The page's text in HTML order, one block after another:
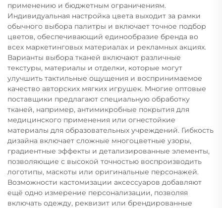
применению и бюджетным ограничениям.
Индивидуальная настройка цвета выходит за рамки
обычного выбора палитры и включает точное подбор
цветов, обеспечивающий единообразие бренда во
всех маркетинговых материалах и рекламных акциях.
Варианты выбора тканей включают различные
текстуры, материалы и отделки, которые могут
улучшить тактильные ощущения и воспринимаемое
качество авторских мягких игрушек. Многие оптовые
поставщики предлагают специальную обработку
тканей, например, антимикробные покрытия для
медицинского применения или огнестойкие
материалы для образовательных учреждений. Гибкость
дизайна включает сложные многоцветные узоры,
градиентные эффекты и детализированные элементы,
позволяющие с высокой точностью воспроизводить
логотипы, маскоты или оригинальные персонажей.
Возможности кастомизации аксессуаров добавляют
ещё одно измерение персонализации, позволяя
включать одежду, реквизит или брендированные